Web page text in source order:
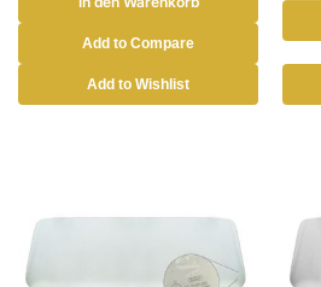
Add to Compare
Add to Wishlist